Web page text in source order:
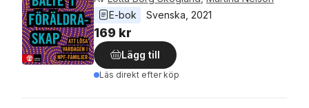
E-bok
Svenska 2021
169 kr
Lägg till
Läs direkt efter köp